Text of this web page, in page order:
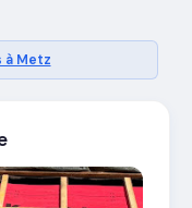
à Metz